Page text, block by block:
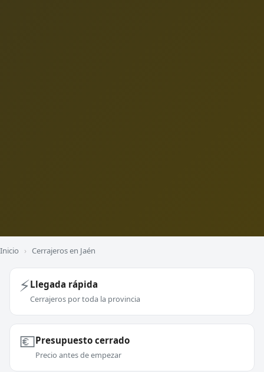
Inicio › Cerrajeros en Jaén
⚡Llegada rápida
Cerrajeros por toda la provincia
💶Presupuesto cerrado
Precio antes de empezar